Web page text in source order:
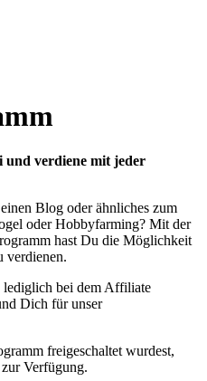
und verdiene mit jeder
Blog oder ähnliches zum
oder Hobbyfarming? Mit der
hast Du die Möglichkeit
verdienen.
bei dem Affiliate
Dich für unser
freigeschaltet wurdest,
Verfügung.